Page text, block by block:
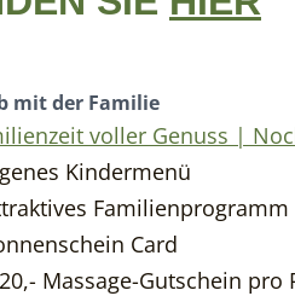
mit der Familie
voller Genuss |
Kindermenü
Card
Massage-Gutschein pro